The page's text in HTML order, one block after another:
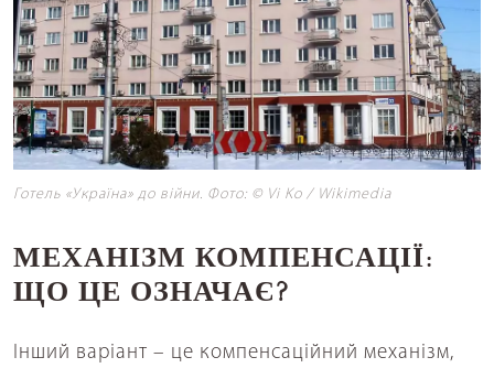
Готель «Україна» до війни. Фото: © Vi Ko / Wikimedia
МЕХАНІЗМ КОМПЕНСАЦІЇ:
ЩО ЦЕ ОЗНАЧАЄ?
Інший варіант – це компенсаційний механізм,